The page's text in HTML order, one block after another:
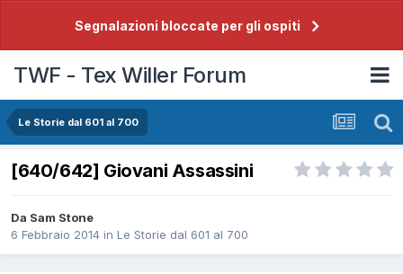
Segnalazioni bloccate per gli ospiti
TWF - Tex Willer Forum
Le Storie dal 601 al 700
[640/642] Giovani Assassini
Da Sam Stone
6 Febbraio 2014 in Le Storie dal 601 al 700